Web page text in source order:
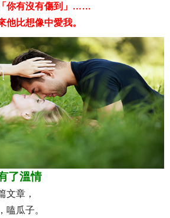
你有沒有傷到」……
他比想像中愛我。
了溫情
文章，
嗑瓜子。